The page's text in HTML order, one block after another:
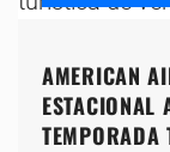
AMERICAN
ESTACIONAL
TEMPORADA